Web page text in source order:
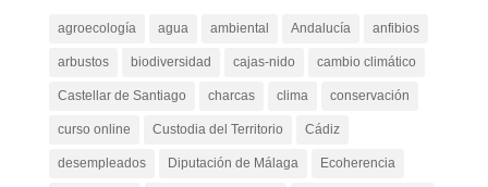
agroecología agua ambiental Andalucía anfibios
arbustos biodiversidad cajas-nido cambio climático
Castellar de Santiago charcas clima conservación
curso online Custodia del Territorio Cádiz
desempleados Diputación de Málaga Ecoherencia